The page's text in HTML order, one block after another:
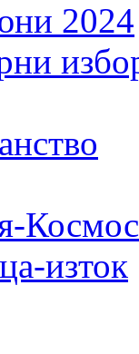
2024
Космос
изток